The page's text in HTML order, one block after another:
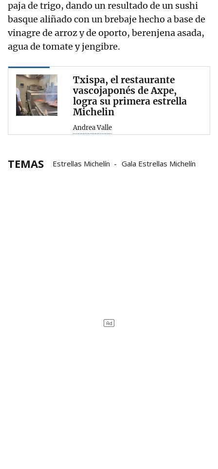
paja de trigo, dando un resultado de un sushi
basque aliñado con un brebaje hecho a base de
vinagre de arroz y de oporto, berenjena asada,
agua de tomate y jengibre.
Txispa, el restaurante
vascojaponés de Axpe,
logra su primera estrella
Michelin
Andrea Valle
TEMAS Estrellas Michelín Gala Estrellas Michelín